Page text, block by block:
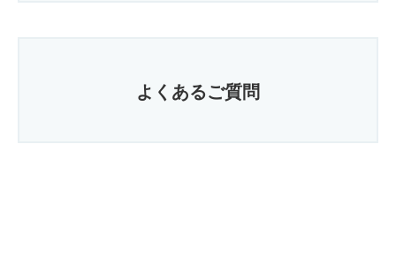
よくあるご質問